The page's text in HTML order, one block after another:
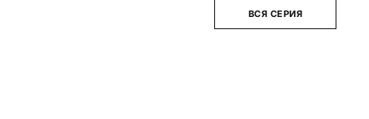
ВСЯ СЕРИЯ